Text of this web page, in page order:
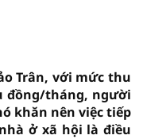
Trân, với mức thu
đồng/tháng, người
khăn nên việc tiếp
ở xã hội là điều